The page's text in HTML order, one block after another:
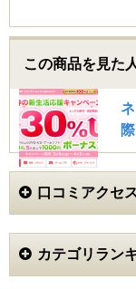
気な
GEN
プレ
でサ
ャニ
ショ
ニー
くれ
でし
プレ
この商品を見た
口コミアクセ
カテゴリラン